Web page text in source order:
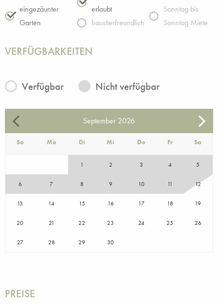
eingezäunter
Garten
erlaubt
haustierfreundlich
Sonntag bis
Sonntag Miete
VERFÜGBARKEITEN
Verfügbar Nicht verfügbar
September 2026
So Mo Di Mi Do Fr Sa
1 2 3 4 5
6 7 8 9 10 11 12
13 14 15 16 17 18 19
20 21 22 23 24 25 26
27 28 29 30
PREISE